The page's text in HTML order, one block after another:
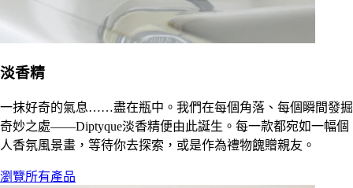
淡香精
一抹好奇的氣息……盡在瓶中。我們在每個角落、每個瞬間發掘
奇妙之處——Diptyque淡香精便由此誕生。每一款都宛如一幅個
人香氛風景畫，等待你去探索，或是作為禮物餽贈親友。
瀏覽所有產品